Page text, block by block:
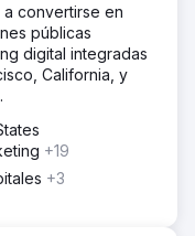
convertirse en
públicas
digital integradas
California, y
+19
+3